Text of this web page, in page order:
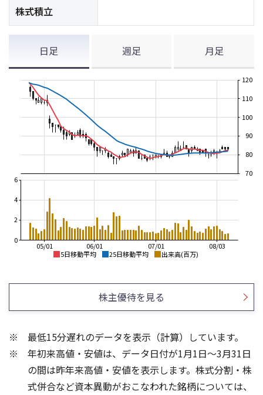
株式積立
日足 週足 月足
5日移動平均 25日移動平均 出来高(百万)
08/03
07/01
06/01
05/01
70
80
90
100
110
120
0
2
4
6
40
60
40
60
120
140
160
株主優待を見る
最低15分遅れのデータを表示（計算）しています。
年初来高値・安値は、データ日付が1月1日～3月31日
の間は昨年来高値・安値を表示します。株式分割・株
式併合など資本異動がおこなわれた銘柄については、